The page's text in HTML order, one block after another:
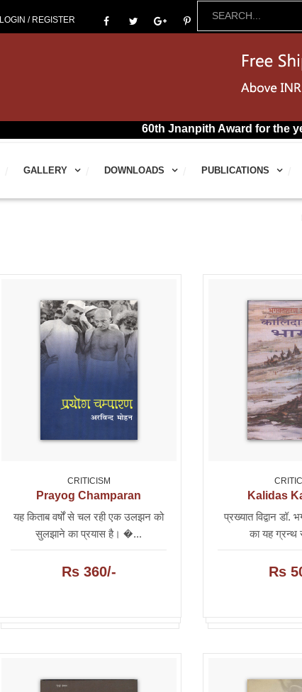
LOGIN / REGISTER
60th Jnanpith Award for the year
GALLERY DOWNLOADS PUBLICATIONS
CRITICISM
Prayog Champaran
यह किताब वर्षों से चल रही एक उलझन को
सुलझाने का प्रयास है। �...
Rs 360/-
Kalidas
प्रख्यात विद्वान डॉ.
का यह ग्रन्थ
Rs